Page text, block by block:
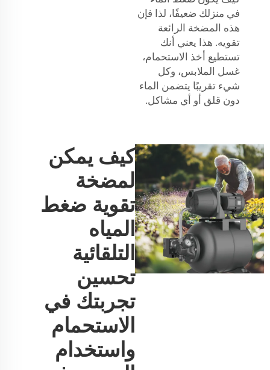
في منزلك ضعيفًا، لذا فإن
هذه المضخة الرائعة
تقويه. هذا يعني أنك
تستطيع أخذ الاستحمام،
غسل الملابس، وكل
شيء تقريبًا يتضمن الماء
دون قلق أو أي مشاكل.
كيف يمكن
لمضخة
تقوية ضغط
المياه
التلقائية
تحسين
تجربتك في
الاستحمام
واستخدام